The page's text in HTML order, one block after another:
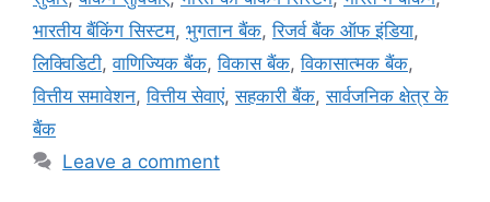
भारतीय बैंकिंग सिस्टम, भुगतान बैंक,रिजर्व बैंक ऑफ इंडिया,
लिक्विडिटी,वाणिज्यिक बैंक,विकास बैंक,विकासात्मक बैंक,
वित्तीय समावेशन,वित्तीय सेवाएं,सहकारी बैंक,सार्वजनिक क्षेत्र के
बैंक
Leave a comment